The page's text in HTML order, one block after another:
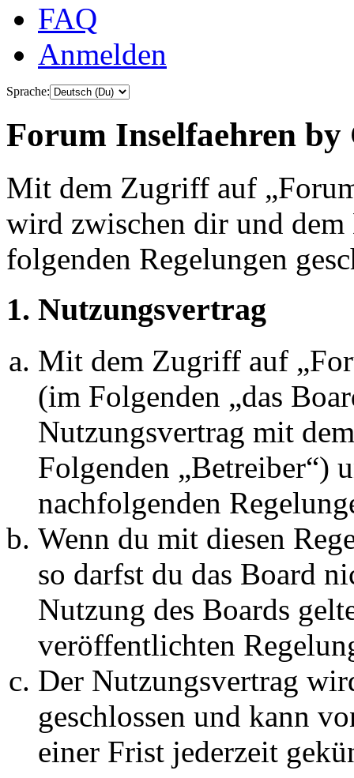
FAQ
Anmelden
Sprache:
Forum Inselfaehren
Mit dem Zugriff auf
wird zwischen dir und
folgenden Regelungen
1. Nutzungsvertrag
Mit dem Zugriff auf
(im Folgenden „das
Nutzungsvertrag mit
Folgenden „Betreiber“)
nachfolgenden
Wenn du mit diesen
so darfst du das Board
Nutzung des Boards
veröffentlichten
Der Nutzungsvertrag
geschlossen und kann
einer Frist jederzeit